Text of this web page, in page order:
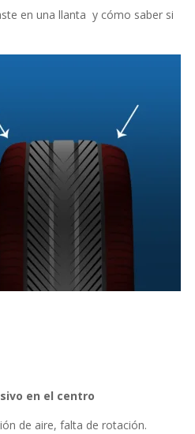
en una llanta y cómo saber si
en el centro
de aire, falta de rotación.